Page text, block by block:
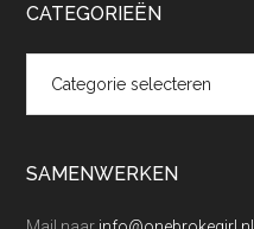
CATEGORIEËN
SAMENWERKEN